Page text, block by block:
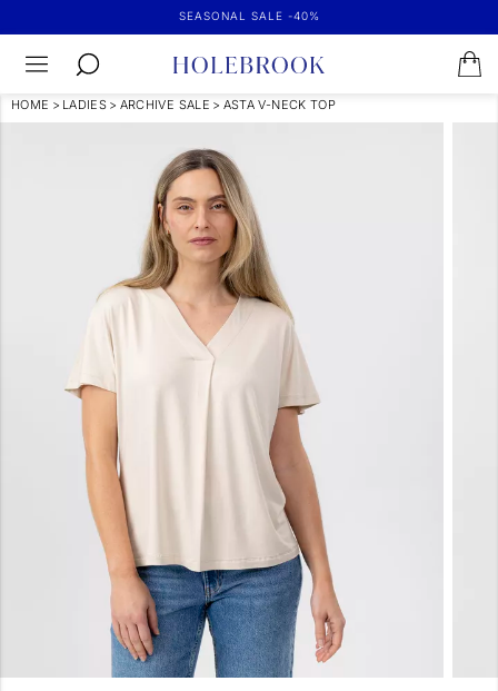
SEASONAL SALE -40%
HOME > LADIES > ARCHIVE SALE > ASTA V-NECK TOP